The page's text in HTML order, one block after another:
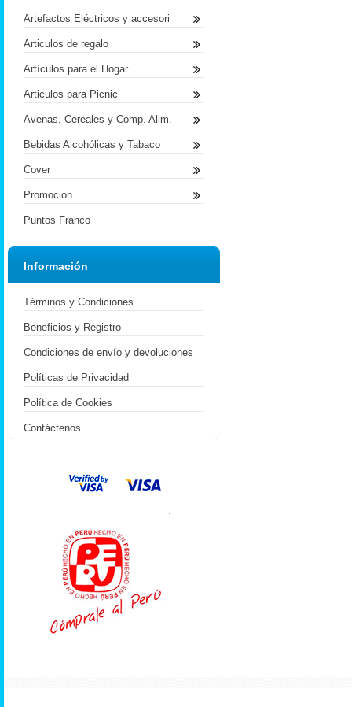
Artefactos Eléctricos y accesori
Articulos de regalo
Artículos para el Hogar
Articulos para Picnic
Avenas, Cereales y Comp. Alim.
Bebidas Alcohólicas y Tabaco
Cover
Promocion
Puntos Franco
Información
Términos y Condiciones
Beneficios y Registro
Condiciones de envío y devoluciones
Políticas de Privacidad
Política de Cookies
Contáctenos
.